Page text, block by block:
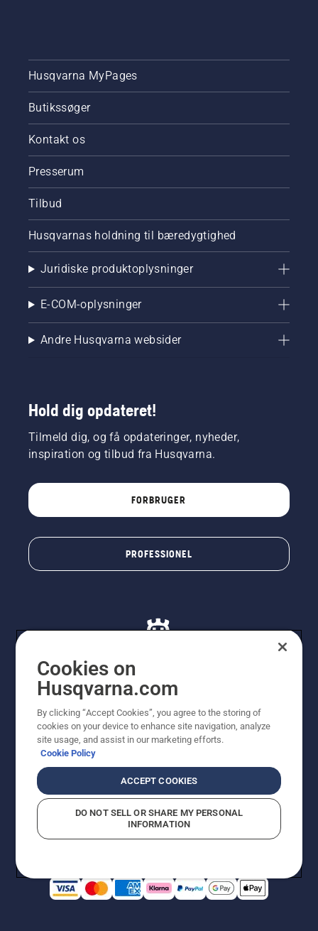
Husqvarna MyPages
Butikssøger
Kontakt os
Presserum
Tilbud
Husqvarnas holdning til bæredygtighed
Juridiske produktoplysninger
E-COM-oplysninger
Andre Husqvarna websider
Hold dig opdateret!
Tilmeld dig, og få opdateringer, nyheder,
inspiration og tilbud fra Husqvarna.
FORBRUGER
PROFESSIONEL
viste priser er vejledende udsalgspriser. Der tages
forbehold for stave- og trykfejl samt prisændringer. Vi
stræber efter at have så nøjagtige oplysningerne på
dette websted som muligt. Alle anførte priser er
vejledende udsalgspriser (inkl. moms), medmindre
Bekendtgørelse vedr. beskyttelse af personlige oplysninger
Rapporter formodede overtrædelser
Cookies on
Husqvarna.com
By clicking “Accept Cookies”, you agree to the storing of
cookies on your device to enhance site navigation, analyze
site usage, and assist in our marketing efforts.
Cookie Policy
ACCEPT COOKIES
DO NOT SELL OR SHARE MY PERSONAL
INFORMATION